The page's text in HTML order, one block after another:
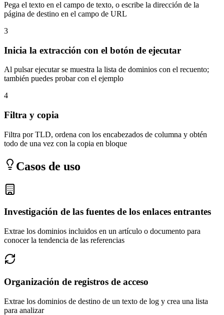
Pega el texto en el campo de texto, o escribe la dirección de la
página de destino en el campo de URL
3
Inicia la extracción con el botón de ejecutar
Al pulsar ejecutar se muestra la lista de dominios con el recuento;
también puedes probar con el ejemplo
4
Filtra y copia
Filtra por TLD, ordena con los encabezados de columna y obtén
todo de una vez con la copia en bloque
Casos de uso
Investigación de las fuentes de los enlaces entrantes
Extrae los dominios incluidos en un artículo o documento para
conocer la tendencia de las referencias
Organización de registros de acceso
Extrae los dominios de destino de un texto de log y crea una lista
para analizar